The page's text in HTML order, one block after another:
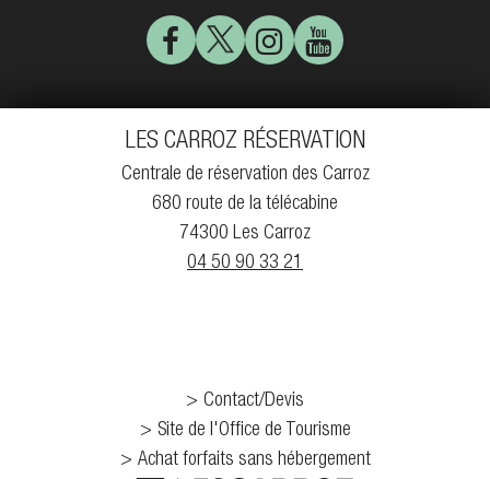
LES CARROZ RÉSERVATION
Centrale de réservation des Carroz
680 route de la télécabine
74300 Les Carroz
04 50 90 33 21
Contact/Devis
Site de l'Office de Tourisme
Achat forfaits sans hébergement